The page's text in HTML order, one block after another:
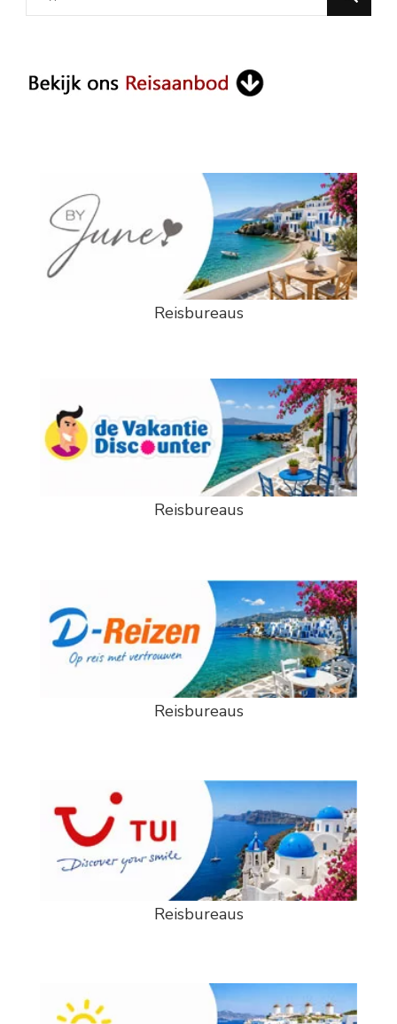
for
Reisbureaus
Reisbureaus
Reisbureaus
Reisbureaus